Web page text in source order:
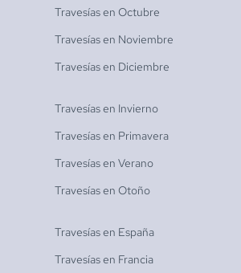
Travesías en Octubre
Travesías en Noviembre
Travesías en Diciembre
Travesías en Invierno
Travesías en Primavera
Travesías en Verano
Travesías en Otoño
Travesías en España
Travesías en Francia